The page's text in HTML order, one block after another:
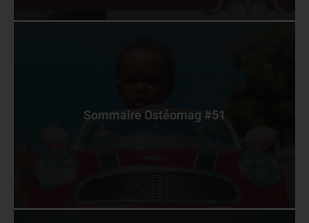
Sommaire Ostéomag #51